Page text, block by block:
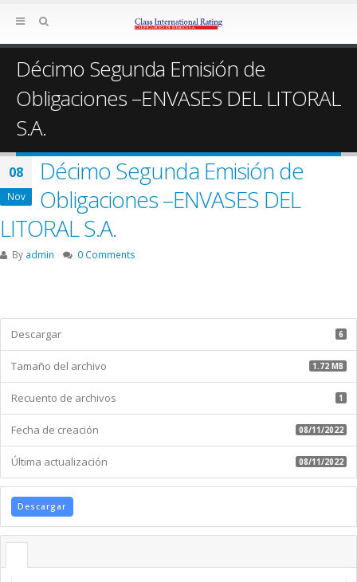
Décimo Segunda Emisión de
Obligaciones –ENVASES DEL LITORAL
S.A.
08
Nov
Décimo Segunda Emisión de
Obligaciones –ENVASES DEL
LITORAL S.A.
By admin 0 Comments
Descargar 6
Tamaño del archivo 1.72 MB
Recuento de archivos 1
Fecha de creación 08/11/2022
Última actualización 08/11/2022
Descargar